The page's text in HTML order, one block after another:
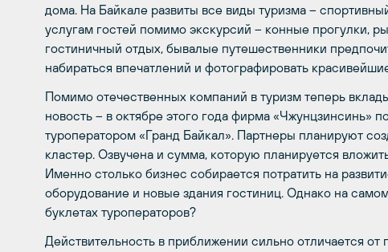
дома. На Байкале развиты все виды туризма –
услугам гостей помимо экскурсий – конные прогулки,
гостиничный отдых, бывалые путешественники
набираться впечатлений и фотографировать
Помимо отечественных компаний в туризм теперь
новость – в октябре этого года фирма «Чжунцзинсинь»
туроператором «Гранд Байкал». Партнеры планируют
кластер. Озвучена и сумма, которую планируется
Именно столько бизнес собирается потратить на
оборудование и новые здания гостиниц. Однако на
буклетах туроператоров?
Действительность в приближении сильно отличается от